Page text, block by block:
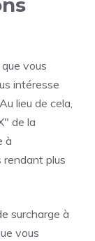
vous
intéresse
lieu de cela,
de la
à
rendant plus
surcharge à
vous